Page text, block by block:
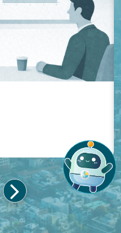
下
一
頁